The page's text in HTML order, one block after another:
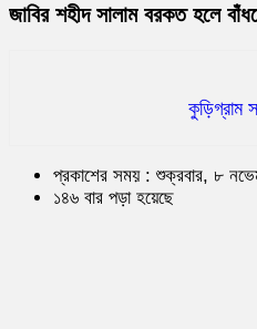
জাবির শহীদ সালাম বরকত হলে
কুড়িগ্রাম
প্রকাশের সময় : শুক্রবার, ৮
১৪৬ বার পড়া হয়েছে